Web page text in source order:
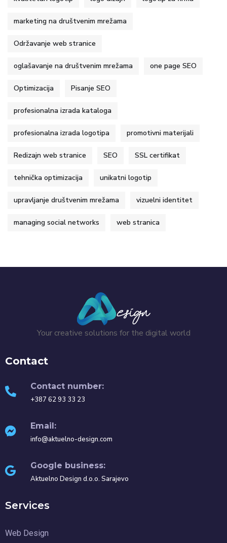
marketing na društvenim mrežama
Održavanje web stranice
oglašavanje na društvenim mrežama one page SEO
Optimizacija Pisanje SEO
profesionalna izrada kataloga
profesionalna izrada logotipa promotivni materijali
Redizajn web stranice SEO SSL certifikat
tehnička optimizacija unikatni logotip
upravljanje društvenim mrežama vizuelni identitet
managing social networks web stranica
Your creative solutions for the digital world
Contact
Contact number:
+387 62 93 33 23
Email:
info@aktuelno-design.com
Google business:
Aktuelno Design d.o.o. Sarajevo
Services
Web Design